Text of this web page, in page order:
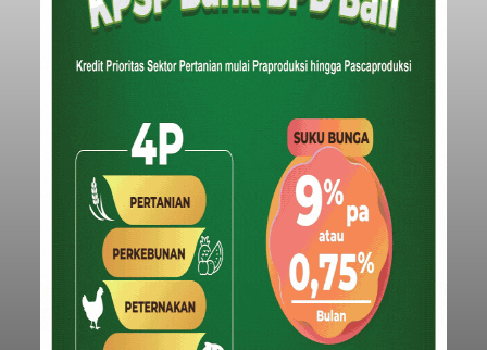
Diduga Ilegal, Satpol PP
Hentikan Aktivitas
Pengerukan Lahan di
Temukus